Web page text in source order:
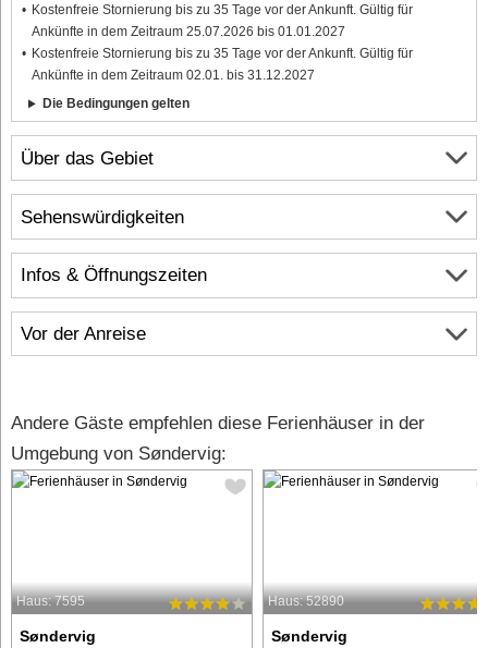
Über das Gebiet
Infos & Öffnungszeiten
Vor der Anreise
Kostenfreie Stornierung bis zu 35 Tage vor der Ankunft. Gültig für
Ankünfte in dem Zeitraum 25.07.2026 bis 01.01.2027
Kostenfreie Stornierung bis zu 35 Tage vor der Ankunft. Gültig für
Ankünfte in dem Zeitraum 02.01. bis 31.12.2027
Die Bedingungen gelten
Sehenswürdigkeiten
Andere Gäste empfehlen diese Ferienhäuser in der
Umgebung von Søndervig:
Haus: 7595
Søndervig
Haus: 52890
Søndervig